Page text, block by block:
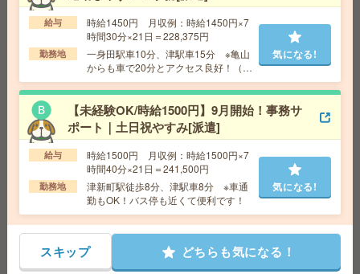
線 名古屋駅徒歩1分、名鉄名古屋本線 名鉄名古屋駅徒
歩1分
給与即払いOK！平日休み！日勤のお仕事！配膳・盛付・
洗浄[派遣]
給 与
時給1250円 【月収例】125,000円～(割増含
まず／20日計算)
交通費 交通費支給有り
津新町駅～ ※車通勤・バイク通勤OK
気になる!
高時給！車通勤OK！日勤のお仕事！検査、投入、運搬[派
遣]
給 与 時給1500円
給与
時給1450円 月収例：時給1450円×7
時間30分×21日＝228,375円
勤務地
一身田駅車10分、津駅車15分 ※亀山
からも車で20分とアクセス良好！（無
料駐車場あり！）
気になる!
【未経験OK/時給1500円】9月開始！事務サ
ポート｜土日祝やすみ[派遣]
給与
時給1500円 月収例：時給1500円×7
時間40分×21日＝241,500円
勤務地
津新町駅徒歩8分、津駅車8分 ※車通
勤もOK！バス停も近くて便利です！
気になる!
スキップ どちらも気になる！